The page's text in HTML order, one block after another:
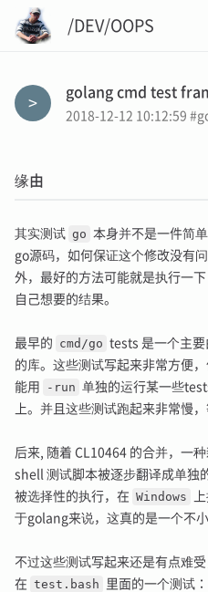
/DEV/OOPS
golang cmd test
2018-12-12 10:12:59
缘由
其实测试 go 本身并不是一件简
go源码，如何保证这个修改没有
外，最好的方法可能就是执行一下
自己想要的结果。
最早的 cmd/go tests 是一个主
的库。这些测试写起来非常方便
能用
-run 单独的运行某一些
上。并且这些测试跑起来非常慢，
后来, 随着 CL10464 的合并，一
shell 测试脚本被逐步翻译成单独
被选择性的执行，在 Windows
于golang来说，这真的是一个不小
不过这些测试写起来还是有点难
在 test.bash 里面的一个测试：